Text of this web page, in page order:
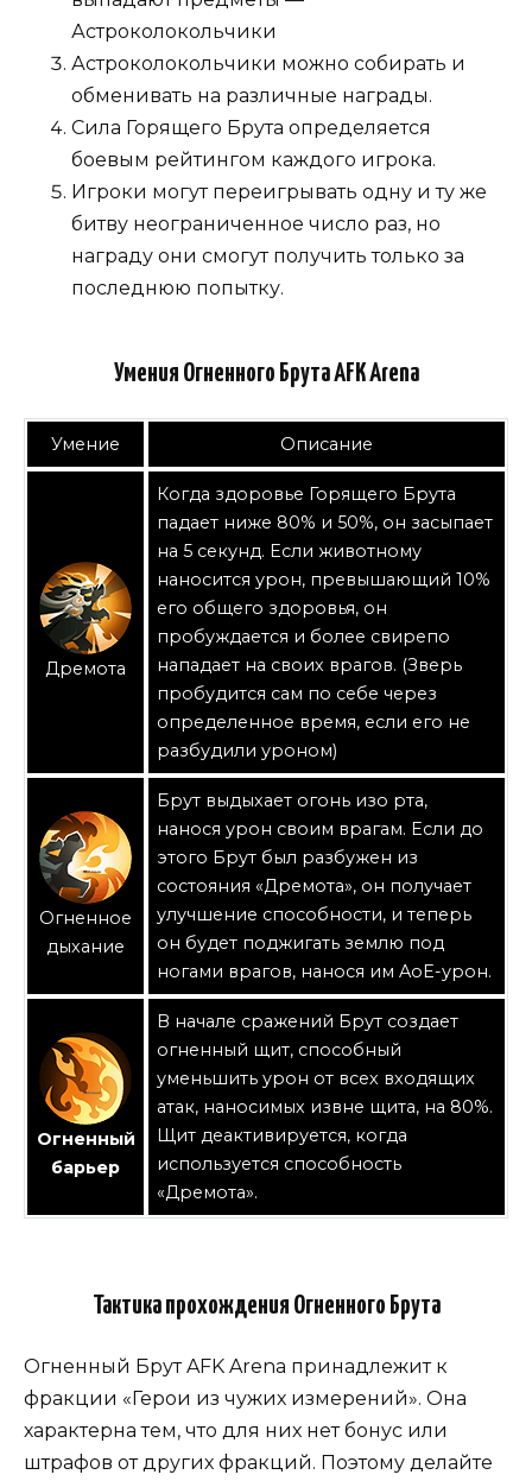
Астроколокольчики
Астроколокольчики можно собирать и
обменивать на различные награды.
Сила Горящего Брута определяется
боевым рейтингом каждого игрока.
Игроки могут переигрывать одну и ту же
битву неограниченное число раз, но
награду они смогут получить только за
последнюю попытку.
Умения Огненного Брута AFK Arena
Умение Описание
Дремота
Когда здоровье Горящего Брута
падает ниже 80% и 50%, он засыпает
на 5 секунд. Если животному
наносится урон, превышающий 10%
его общего здоровья, он
пробуждается и более свирепо
нападает на своих врагов. (Зверь
пробудится сам по себе через
определенное время, если его не
разбудили уроном)
Огненное
дыхание
Брут выдыхает огонь изо рта,
нанося урон своим врагам. Если до
этого Брут был разбужен из
состояния «Дремота», он получает
улучшение способности, и теперь
он будет поджигать землю под
ногами врагов, нанося им AoE-урон.
Огненный
барьер
В начале сражений Брут создает
огненный щит, способный
уменьшить урон от всех входящих
атак, наносимых извне щита, на 80%.
Щит деактивируется, когда
используется способность
«Дремота».
Тактика прохождения Огненного Брута
Огненный Брут AFK Arena принадлежит к
фракции «Герои из чужих измерений». Она
характерна тем, что для них нет бонус или
штрафов от других фракций. Поэтому делайте